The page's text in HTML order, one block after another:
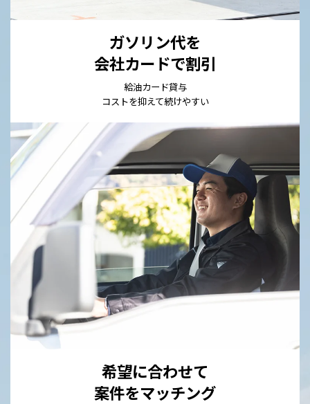
ガソリン代を
会社カードで割引
給油カード貸与
コストを抑えて続けやすい
希望に合わせて
案件をマッチング